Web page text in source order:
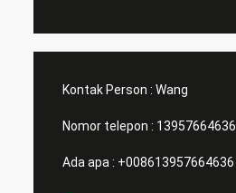
Kontak Person : Wang
Nomor telepon : 13957664636
Ada apa : +008613957664636